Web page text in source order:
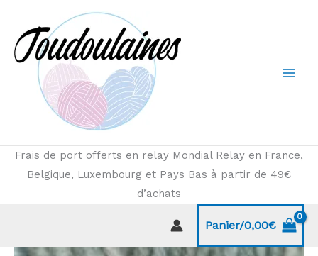
contenu
Frais de port offerts en relay Mondial Relay en France,
Belgique, Luxembourg et Pays Bas à partir de 49€
d’achats
Panier/0,00€